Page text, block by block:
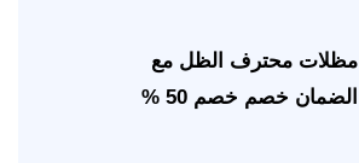
مظلات محترف الظل مع
الضمان خصم خصم 50 %